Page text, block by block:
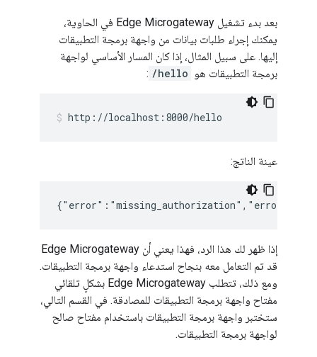
بعد بدء تشغيل Edge Microgateway في الحاوية،
يمكنك إجراء طلبات بيانات من واجهة برمجة التطبيقات
إليها. على سبيل المثال، إذا كان المسار الأساسي لواجهة
برمجة التطبيقات هو /hello
:
http://localhost:8000/hello
عينة الناتج:
إذا ظهر لك هذا الرد، فهذا يعني أن Edge Microgateway
قد تم التعامل معه بنجاح استدعاء واجهة برمجة التطبيقات.
ومع ذلك، تتطلب Edge Microgateway بشكلٍ تلقائي
مفتاح واجهة برمجة التطبيقات للمصادقة. في القسم التالي،
ستختبر واجهة برمجة التطبيقات باستخدام مفتاح صالح
لواجهة برمجة التطبيقات.